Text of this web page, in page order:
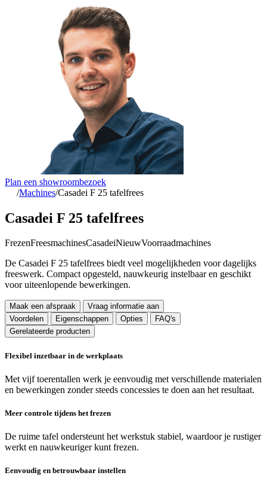
Plan een showroombezoek
/Machines/Casadei F 25 tafelfrees
Casadei F 25 tafelfrees
FrezenFreesmachinesCasadeiNieuwVoorraadmachines
De Casadei F 25 tafelfrees biedt veel mogelijkheden voor dagelijks
freeswerk. Compact opgesteld, nauwkeurig instelbaar en geschikt
voor uiteenlopende bewerkingen.
Maak een afspraak
Vraag informatie aan
Voordelen
Eigenschappen Opties
FAQ's
Gerelateerde producten
Flexibel inzetbaar in de werkplaats
Met vijf toerentallen werk je eenvoudig met verschillende materialen
en bewerkingen zonder steeds concessies te doen aan het resultaat.
Meer controle tijdens het frezen
De ruime tafel ondersteunt het werkstuk stabiel, waardoor je rustiger
werkt en nauwkeuriger kunt frezen.
Eenvoudig en betrouwbaar instellen